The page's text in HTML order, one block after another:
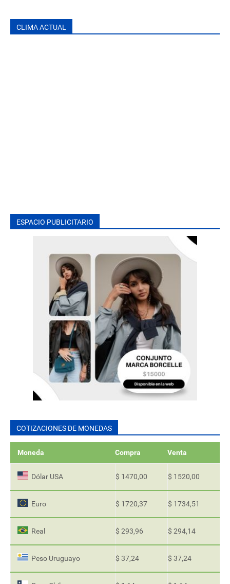
CLIMA ACTUAL
ESPACIO PUBLICITARIO
COTIZACIONES DE MONEDAS
Moneda Compra Venta
Dólar USA $ 1470,00 $ 1520,00
Euro $ 1720,37 $ 1734,51
Real $ 293,96 $ 294,14
Peso Uruguayo $ 37,24 $ 37,24